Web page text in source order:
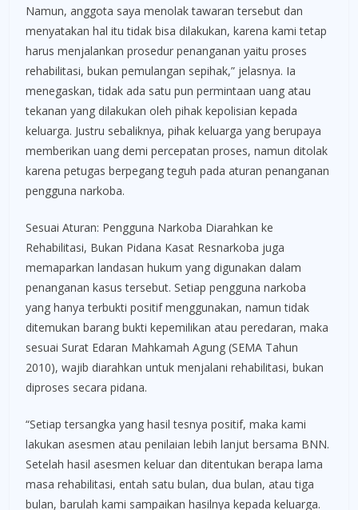
Namun, anggota saya menolak tawaran tersebut dan
menyatakan hal itu tidak bisa dilakukan, karena kami tetap
harus menjalankan prosedur penanganan yaitu proses
rehabilitasi, bukan pemulangan sepihak,” jelasnya. Ia
menegaskan, tidak ada satu pun permintaan uang atau
tekanan yang dilakukan oleh pihak kepolisian kepada
keluarga. Justru sebaliknya, pihak keluarga yang berupaya
memberikan uang demi percepatan proses, namun ditolak
karena petugas berpegang teguh pada aturan penanganan
pengguna narkoba.
Sesuai Aturan: Pengguna Narkoba Diarahkan ke
Rehabilitasi, Bukan Pidana Kasat Resnarkoba juga
memaparkan landasan hukum yang digunakan dalam
penanganan kasus tersebut. Setiap pengguna narkoba
yang hanya terbukti positif menggunakan, namun tidak
ditemukan barang bukti kepemilikan atau peredaran, maka
sesuai Surat Edaran Mahkamah Agung (SEMA Tahun
2010), wajib diarahkan untuk menjalani rehabilitasi, bukan
diproses secara pidana.
“Setiap tersangka yang hasil tesnya positif, maka kami
lakukan asesmen atau penilaian lebih lanjut bersama BNN.
Setelah hasil asesmen keluar dan ditentukan berapa lama
masa rehabilitasi, entah satu bulan, dua bulan, atau tiga
bulan, barulah kami sampaikan hasilnya kepada keluarga.